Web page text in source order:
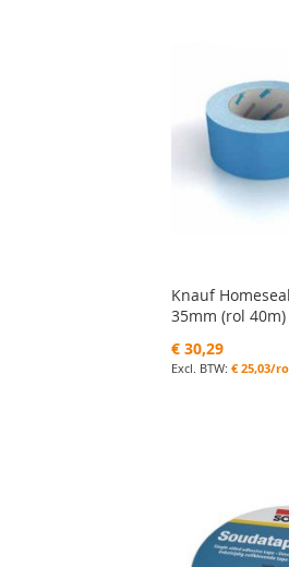
Knauf
35mm (rol 40m)
€ 30,29
€ 25,03/